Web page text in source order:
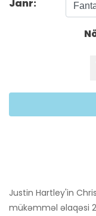
Janr:
Justin Hartley'in
mükəmməl əlaqəsi